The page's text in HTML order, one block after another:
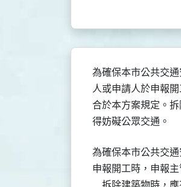
為確保本市公共交
人或申請人於申報
合於本方案規定。
得妨礙公眾交通。
為確保本市公共交
申報開工時，申報